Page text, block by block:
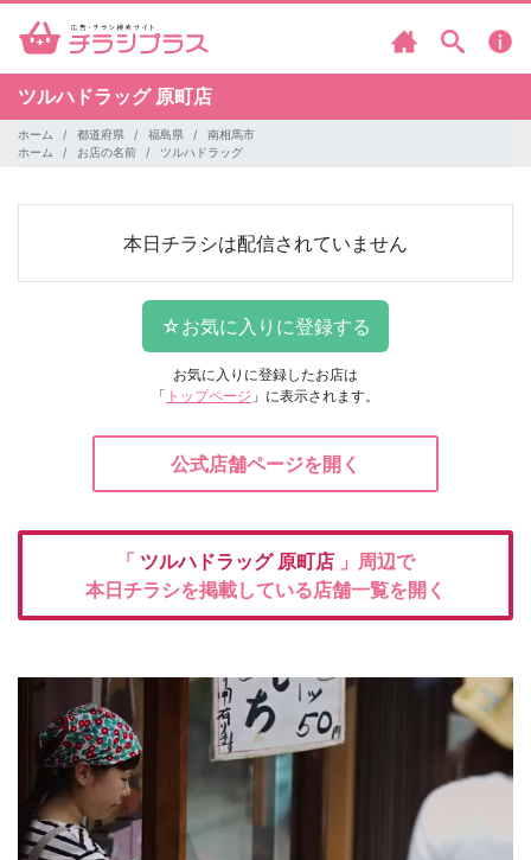
ツルハドラッグ 原町店
ホーム 都道府県 福島県
南相馬市
ホーム
お店の名前 ツルハドラッグ
本日チラシは配信されていません
お気に入りに登録したお店は
「 トップページ 」に表示されます。
公式店舗ページを開く
「 ツルハドラッグ 原町店 」周辺で
本日チラシを掲載している店舗一覧を開く